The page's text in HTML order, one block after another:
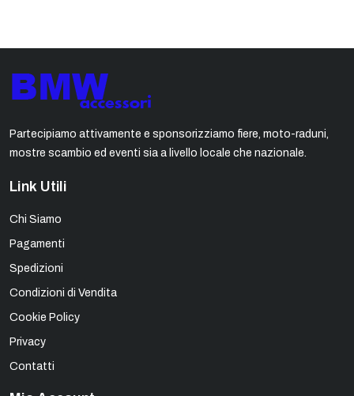
Partecipiamo attivamente e sponsorizziamo fiere, moto-raduni,
mostre scambio ed eventi sia a livello locale che nazionale.
Link Utili
Chi Siamo
Pagamenti
Spedizioni
Condizioni di Vendita
Cookie Policy
Privacy
Contatti